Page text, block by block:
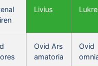
Livius
Ovid Ars
amatoria
Ovid